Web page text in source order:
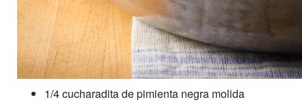
1/4 cucharadita de pimienta negra molida